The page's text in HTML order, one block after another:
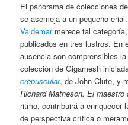
El panorama de colecciones
se asemeja a un pequeño
Valdemarmerece tal
publicados en tres lustros. En
ausencia son comprensibles
colección de Gigamesh
crepuscular, de John Clute, y
Richard Matheson. El maestro
ritmo, contribuirá a enriquecer
de perspectiva crítica o